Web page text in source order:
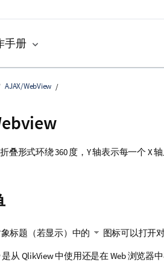
手册
AJAX/WebView
叠形式环绕 360 度，Y 轴表示每一个 X
标题（若显示）中的
图标可以打开
从 QlikView 中使用还是在 Web 浏览器